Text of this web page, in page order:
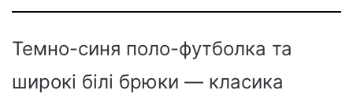
Темно-синя поло-футболка та
широкі білі брюки — класика